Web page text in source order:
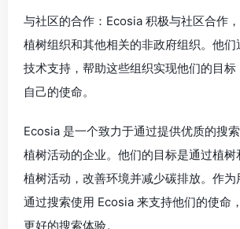
与社区的合作：Ecosia 积极与社区合作，
植树组织和其他相关的非政府组织。他们
技术支持，帮助这些组织实现他们的目标
自己的使命。
Ecosia 是一个致力于通过提供优质的搜
植树活动的企业。他们的目标是通过植
植树活动，改善环境并减少碳排放。作为
通过搜索使用 Ecosia 来支持他们的使命
更好的搜索体验。